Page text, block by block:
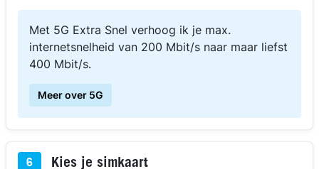
Met 5G Extra Snel verhoog ik je max.
internetsnelheid van 200 Mbit/s naar maar liefst
400 Mbit/s.
Meer over 5G
6 Kies je simkaart